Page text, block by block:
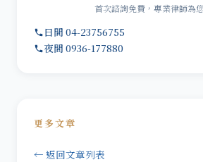
首次諮詢免費，專業律師為
日間 04-23756755
夜間 0936-177880
更多文章
← 返回文章列表